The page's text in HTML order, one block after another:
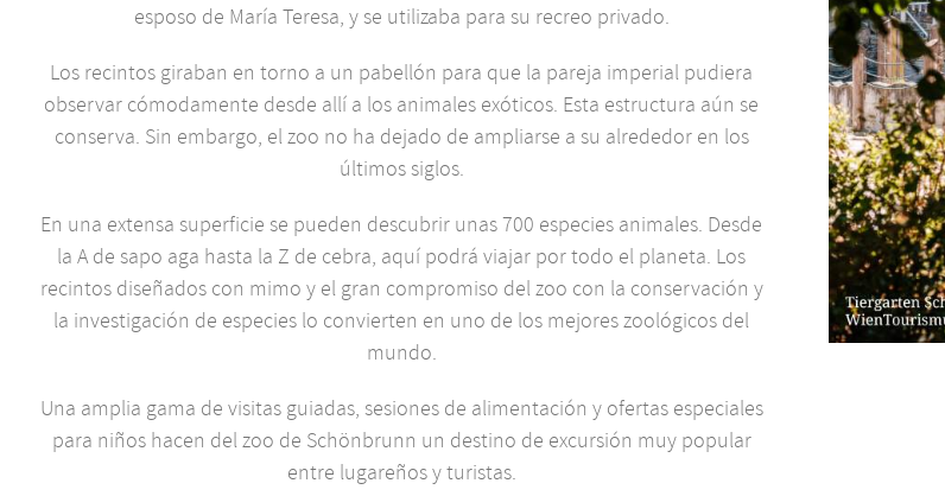
esposo de María Teresa, y se utilizaba para su recreo privado.
Los recintos giraban en torno a un pabellón para que la pareja imperial pudiera
observar cómodamente desde allí a los animales exóticos. Esta estructura aún se
conserva. Sin embargo, el zoo no ha dejado de ampliarse a su alrededor en los
últimos siglos.
En una extensa superficie se pueden descubrir unas 700 especies animales. Desde
la A de sapo aga hasta la Z de cebra, aquí podrá viajar por todo el planeta. Los
recintos diseñados con mimo y el gran compromiso del zoo con la conservación y
la investigación de especies lo convierten en uno de los mejores zoológicos del
mundo.
Una amplia gama de visitas guiadas, sesiones de alimentación y ofertas especiales
para niños hacen del zoo de Schönbrunn un destino de excursión muy popular
entre lugareños y turistas.